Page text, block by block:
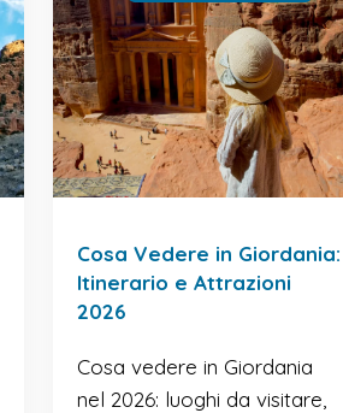
Cosa Vedere in Giordania:
Itinerario e Attrazioni
2026
Cosa vedere in Giordania
nel 2026: luoghi da visitare,